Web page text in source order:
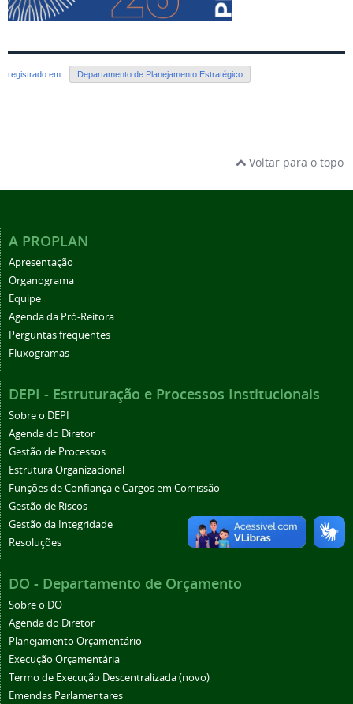
registrado em: Departamento de Planejamento Estratégico
Voltar para o topo
A PROPLAN
Apresentação
Organograma
Equipe
Agenda da Pró-Reitora
Perguntas frequentes
Fluxogramas
DEPI - Estruturação e Processos Institucionais
Sobre o DEPI
Agenda do Diretor
Gestão de Processos
Estrutura Organizacional
Funções de Confiança e Cargos em Comissão
Gestão de Riscos
Gestão da Integridade
Resoluções
DO - Departamento de Orçamento
Sobre o DO
Agenda do Diretor
Planejamento Orçamentário
Execução Orçamentária
Termo de Execução Descentralizada (novo)
Emendas Parlamentares